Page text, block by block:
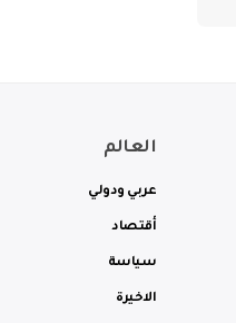
العالم
عربي ودولي
أقتصاد
سياسة
الاخيرة